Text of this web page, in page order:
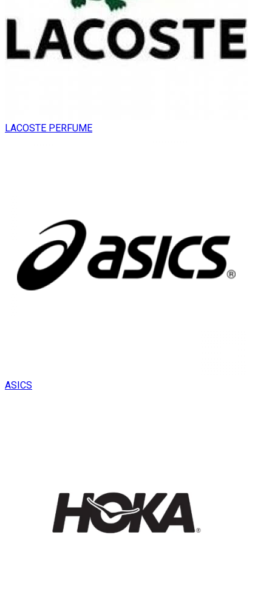
LACOSTE PERFUME
ASICS